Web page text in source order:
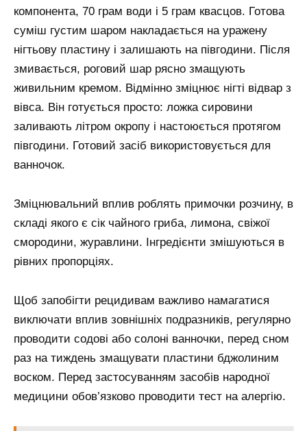
компонента, 70 грам води і 5 грам квасцов. Готова
суміш густим шаром накладається на уражену
нігтьову пластину і залишають на півгодини. Після
змивається, роговий шар рясно змащують
живильним кремом. Відмінно зміцнює нігті відвар з
вівса. Він готується просто: ложка сировини
заливають літром окропу і настоюється протягом
півгодини. Готовий засіб використовується для
ванночок.
Зміцнювальний вплив роблять примочки розчину, в
складі якого є сік чайного гриба, лимона, свіжої
смородини, журавлини. Інгредієнти змішуються в
рівних пропорціях.
Щоб запобігти рецидивам важливо намагатися
виключати вплив зовнішніх подразників, регулярно
проводити содові або солоні ванночки, перед сном
раз на тиждень змащувати пластини бджолиним
воском. Перед застосуванням засобів народної
медицини обов’язково проводити тест на алергію.